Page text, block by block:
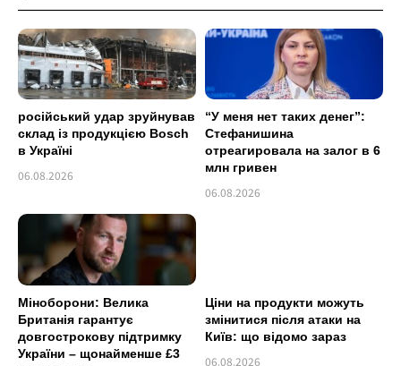
російський удар зруйнував
склад із продукцією Bosch
в Україні
06.08.2026
“У меня нет таких денег”:
Стефанишина
отреагировала на залог в 6
млн гривен
06.08.2026
Міноборони: Велика
Британія гарантує
довгострокову підтримку
України – щонайменше £3
Ціни на продукти можуть
змінитися після атаки на
Київ: що відомо зараз
06.08.2026